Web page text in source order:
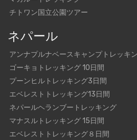
チトワン国立公園ツアー
ネパール
アンナプルナベースキャンプトレッキ
ゴーキョトレッキング 10日間
プーンヒルトレッキング3日間
エベレストトレッキング13日間
ネパールヘランブートレッキング
マナスルトレッキング 15日間
エベレストトレッキング８日間